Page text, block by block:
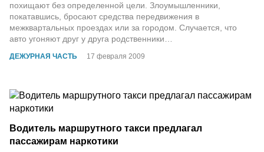
ДЕЖУРНАЯ ЧАСТЬ 17 февраля 2009
похищают без определенной цели. Злоумышленники,
покатавшись, бросают средства передвижения в
межквартальных проездах или за городом. Случается, что
авто угоняют друг у друга родственники…
Водитель маршрутного такси предлагал
пассажирам наркотики